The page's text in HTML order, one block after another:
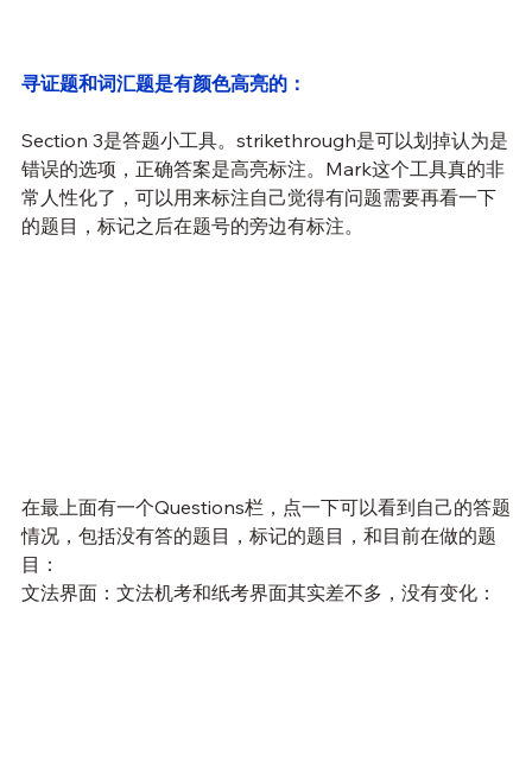
寻证题和词汇题是有颜色高亮的：
Section 3是答题小工具。strikethrough是可以划掉认为是
错误的选项，正确答案是高亮标注。Mark这个工具真的非
常人性化了，可以用来标注自己觉得有问题需要再看一下
的题目，标记之后在题号的旁边有标注。
在最上面有一个Questions栏，点一下可以看到自己的答题
情况，包括没有答的题目，标记的题目，和目前在做的题
目：
文法界面：文法机考和纸考界面其实差不多，没有变化：